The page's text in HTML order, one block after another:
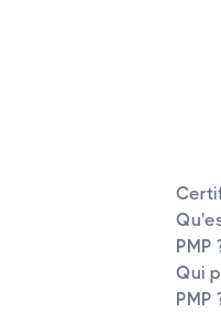
PMP
Qui
PMP